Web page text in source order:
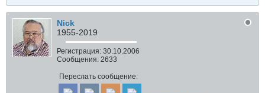
Nick
1955-2019
Регистрация: 30.10.2006
Сообщения: 2633
Переслать сообщение: